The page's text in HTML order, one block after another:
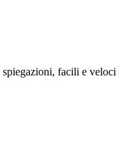
facili e veloci